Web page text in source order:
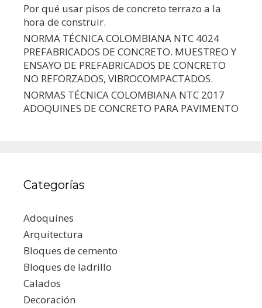
Por qué usar pisos de concreto terrazo a la
hora de construir.
NORMA TÉCNICA COLOMBIANA NTC 4024
PREFABRICADOS DE CONCRETO. MUESTREO Y
ENSAYO DE PREFABRICADOS DE CONCRETO
NO REFORZADOS, VIBROCOMPACTADOS.
NORMAS TÉCNICA COLOMBIANA NTC 2017
ADOQUINES DE CONCRETO PARA PAVIMENTO
Categorías
Adoquines
Arquitectura
Bloques de cemento
Bloques de ladrillo
Calados
Decoración